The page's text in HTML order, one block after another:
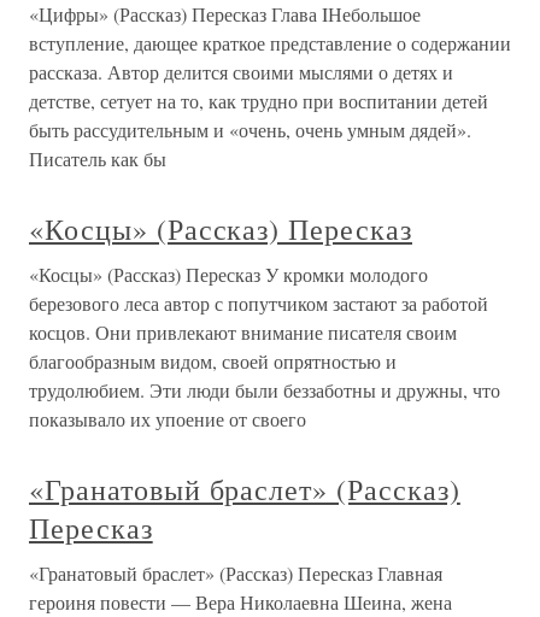
«Цифры» (Рассказ) Пересказ Глава IНебольшое
вступление, дающее краткое представление о содержании
рассказа. Автор делится своими мыслями о детях и
детстве, сетует на то, как трудно при воспитании детей
быть рассудительным и «очень, очень умным дядей».
Писатель как бы
«Косцы» (Рассказ) Пересказ
«Косцы» (Рассказ) Пересказ У кромки молодого
березового леса автор с попутчиком застают за работой
косцов. Они привлекают внимание писателя своим
благообразным видом, своей опрятностью и
трудолюбием. Эти люди были беззаботны и дружны, что
показывало их упоение от своего
«Гранатовый браслет» (Рассказ)
Пересказ
«Гранатовый браслет» (Рассказ) Пересказ Главная
героиня повести — Вера Николаевна Шеина, жена